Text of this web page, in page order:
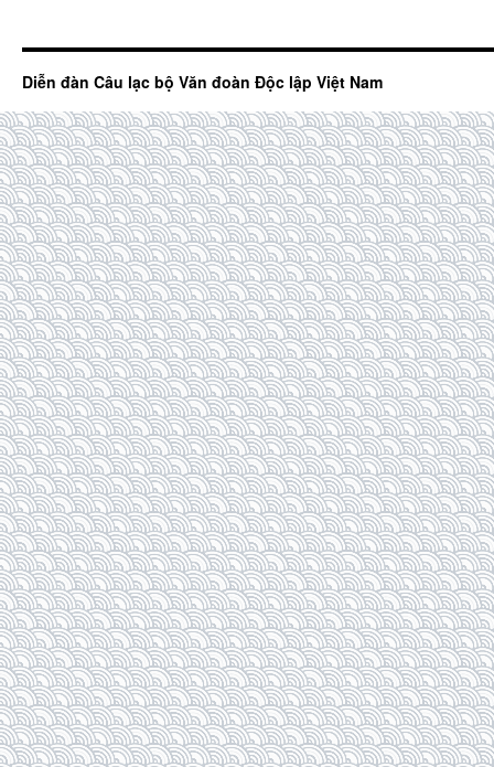
Diễn đàn Câu lạc bộ Văn đoàn Độc lập Việt Nam